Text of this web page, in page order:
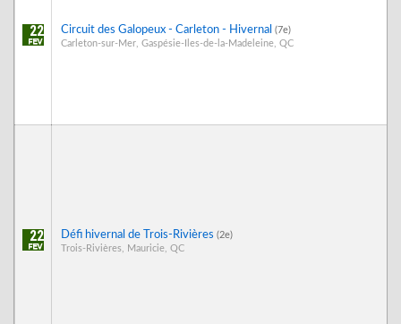
22 Circuit des Galopeux - Carleton - Hivernal (7e)
Carleton-sur-Mer, Gaspésie-Iles-de-la-Madeleine, QC
22 Défi hivernal de Trois-Rivières (2e)
Trois-Rivières, Mauricie, QC